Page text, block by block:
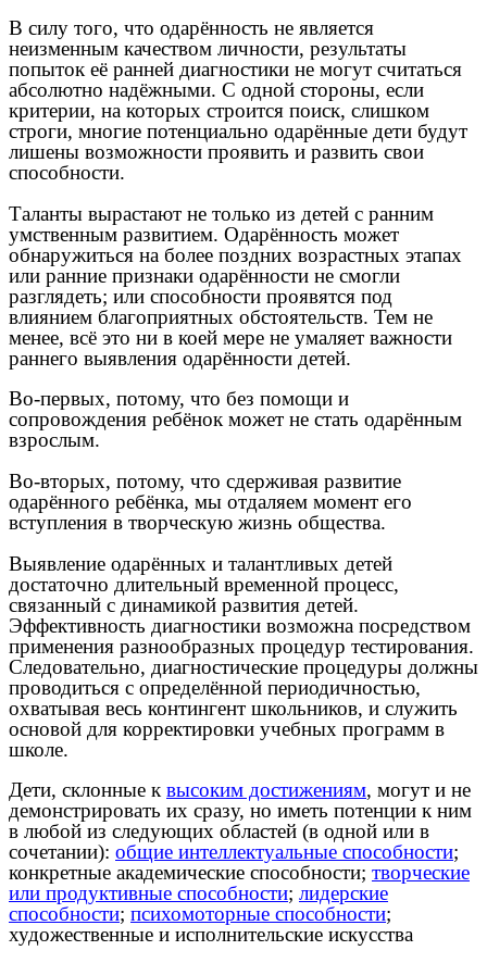
В силу того, что одарённость не является
неизменным качеством личности, результаты
попыток её ранней диагностики не могут считаться
абсолютно надёжными. С одной стороны, если
критерии, на которых строится поиск, слишком
строги, многие потенциально одарённые дети будут
лишены возможности проявить и развить свои
способности.
Таланты вырастают не только из детей с ранним
умственным развитием. Одарённость может
обнаружиться на более поздних возрастных этапах
или ранние признаки одарённости не смогли
разглядеть; или способности проявятся под
влиянием благоприятных обстоятельств. Тем не
менее, всё это ни в коей мере не умаляет важности
раннего выявления одарённости детей.
Во-первых, потому, что без помощи и
сопровождения ребёнок может не стать одарённым
взрослым.
Во-вторых, потому, что сдерживая развитие
одарённого ребёнка, мы отдаляем момент его
вступления в творческую жизнь общества.
Выявление одарённых и талантливых детей
достаточно длительный временной процесс,
связанный с динамикой развития детей.
Эффективность диагностики возможна посредством
применения разнообразных процедур тестирования.
Следовательно, диагностические процедуры должны
проводиться с определённой периодичностью,
охватывая весь контингент школьников, и служить
основой для корректировки учебных программ в
школе.
Дети, склонные квысоким достижениям, могут и не
демонстрировать их сразу, но иметь потенции к ним
в любой из следующих областей (в одной или в
сочетании): общие интеллектуальные способности;
конкретные академические способности; творческие
или продуктивные способности; лидерские
способности; психомоторные способности;
художественные и исполнительские искусства